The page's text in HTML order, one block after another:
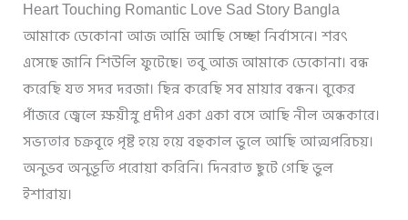
Heart Touching Romantic Love Sad Story Bangla
আমাকে ডেকোনা আজ আমি আছি সেচ্ছা নির্বাসনে। শরৎ
এসেছে জানি শিউলি ফুটেছে। তবু আজ আমাকে ডেকোনা। বন্ধ
করেছি যত সদর দরজা। ছিন্ন করেছি সব মায়ার বন্ধন। বুকের
পাঁজরে জ্বেলে ক্ষয়ীস্নু প্রদীপ একা একা বসে আছি নীল অন্ধকারে।
সভ্যতার চক্রবূহে পৃষ্ট হয়ে হয়ে বহুকাল ভুলে আছি আত্মপরিচয়।
অনুভব অনুভূতি পরোয়া করিনি। দিনরাত ছুটে গেছি ভুল
ইশারায়।